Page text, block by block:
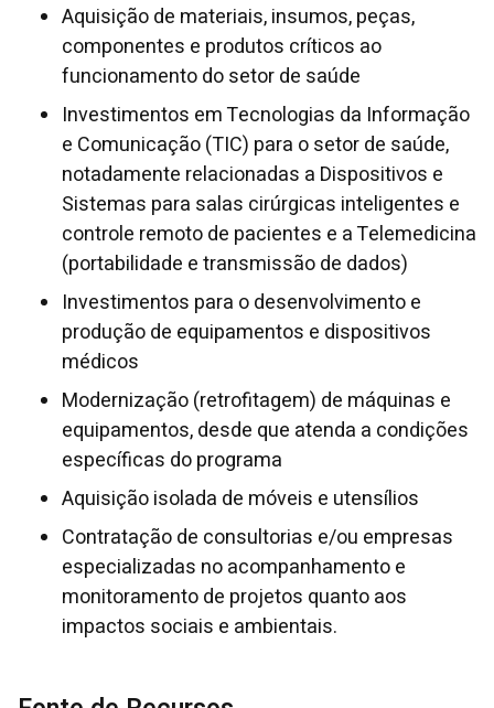
Aquisição de materiais, insumos, peças,
componentes e produtos críticos ao
funcionamento do setor de saúde
Investimentos em Tecnologias da Informação
e Comunicação (TIC) para o setor de saúde,
notadamente relacionadas a Dispositivos e
Sistemas para salas cirúrgicas inteligentes e
controle remoto de pacientes e a Telemedicina
(portabilidade e transmissão de dados)
Investimentos para o desenvolvimento e
produção de equipamentos e dispositivos
médicos
Modernização (retrofitagem) de máquinas e
equipamentos, desde que atenda a condições
específicas do programa
Aquisição isolada de móveis e utensílios
Contratação de consultorias e/ou empresas
especializadas no acompanhamento e
monitoramento de projetos quanto aos
impactos sociais e ambientais.